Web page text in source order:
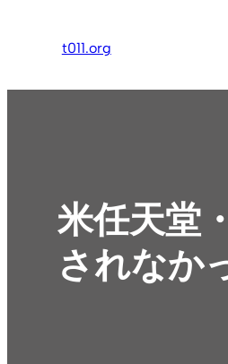
ス
t011.org
米任天堂
されなか